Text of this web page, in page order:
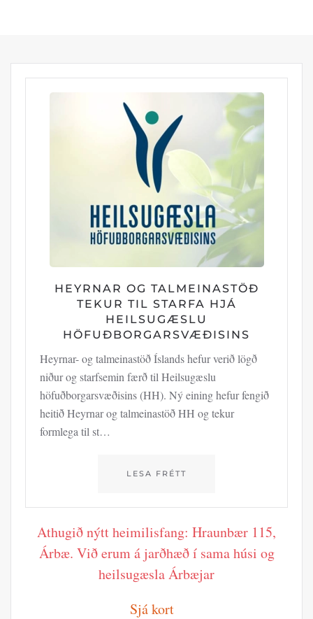
HEYRNAR OG TALMEINASTÖÐ
TEKUR TIL STARFA HJÁ
HEILSUGÆSLU
HÖFUÐBORGARSVÆÐISINS
Heyrnar- og talmeinastöð Íslands hefur verið lögð
niður og starfsemin færð til Heilsugæslu
höfuðborgarsvæðisins (HH). Ný eining hefur fengið
heitið Heyrnar og talmeinastöð HH og tekur
formlega til st…
LESA FRÉTT
Athugið nýtt heimilisfang: Hraunbær 115,
Árbæ. Við erum á jarðhæð í sama húsi og
heilsugæsla Árbæjar
Sjá kort